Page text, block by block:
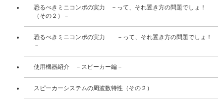
恐るべきミニコンポの実力 －って、それ置き方の問題でしょ！
（その２）－
恐るべきミニコンポの実力 －って、それ置き方の問題でしょ！
－
使用機器紹介 －スピーカー編－
スピーカーシステムの周波数特性（その２）